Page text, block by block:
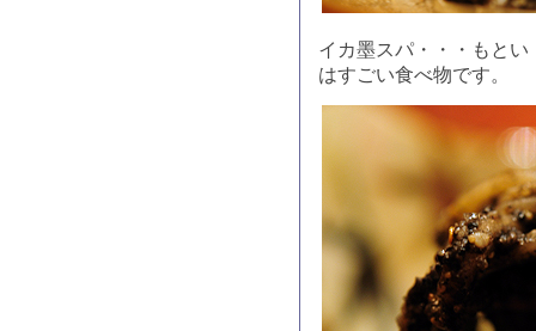
イカ墨スパ・・・もと
はすごい食べ物です。